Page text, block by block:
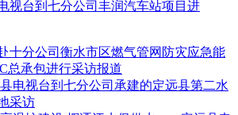
视台到七分公司丰润汽车站项目进
十分公司衡水市区燃气管网防灾应急能
总承包进行采访报道
电视台到七分公司承建的定远县第二水
采访